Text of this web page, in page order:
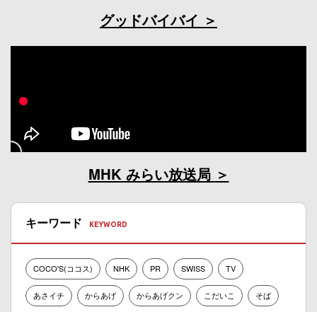
グッドバイバイ
MHK みらい放送局
キーワード
COCO'S(ココス) NHK PR SWISS TV
あさイチ からあげ からあげクン こだいこ そば